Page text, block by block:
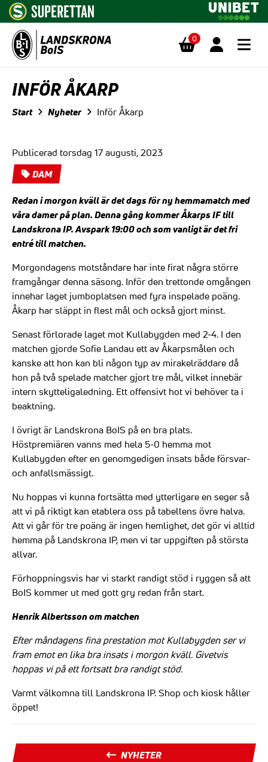
0
INFÖR ÅKARP
Start Nyheter Inför Åkarp
Publicerad torsdag 17 augusti, 2023
DAM
Redan i morgon kväll är det dags för ny hemmamatch med
våra damer på plan. Denna gång kommer Åkarps IF till
Landskrona IP. Avspark 19:00 och som vanligt är det fri
entré till matchen.
Morgondagens motståndare har inte firat några större
framgångar denna säsong. Inför den trettonde omgången
innehar laget jumboplatsen med fyra inspelade poäng.
Åkarp har släppt in flest mål och också gjort minst.
Senast förlorade laget mot Kullabygden med 2-4. I den
matchen gjorde Sofie Landau ett av Åkarpsmålen och
kanske att hon kan bli någon typ av mirakelräddare då
hon på två spelade matcher gjort tre mål, vilket innebär
intern skytteligaledning. Ett offensivt hot vi behöver ta i
beaktning.
I övrigt är Landskrona BoIS på en bra plats.
Höstpremiären vanns med hela 5-0 hemma mot
Kullabygden efter en genomgedigen insats både försvar-
och anfallsmässigt.
Nu hoppas vi kunna fortsätta med ytterligare en seger så
att vi på riktigt kan etablera oss på tabellens övre halva.
Att vi går för tre poäng är ingen hemlighet, det gör vi alltid
hemma på Landskrona IP, men vi tar uppgiften på största
allvar.
Förhoppningsvis har vi starkt randigt stöd i ryggen så att
BoIS kommer ut med gott gry redan från start.
Henrik Albertsson om matchen
Efter måndagens fina prestation mot Kullabygden ser vi
fram emot en lika bra insats i morgon kväll. Givetvis
hoppas vi på ett fortsatt bra randigt stöd.
Varmt välkomna till Landskrona IP. Shop och kiosk håller
öppet!
NYHETER